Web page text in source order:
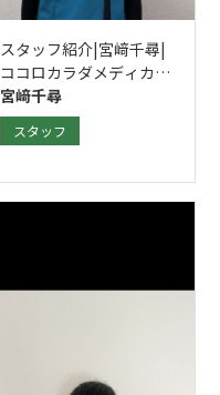
スタッフ紹介|宮﨑千尋|
ココロカラダメディカル
整体院 立川南口院
宮﨑千尋
スタッフ